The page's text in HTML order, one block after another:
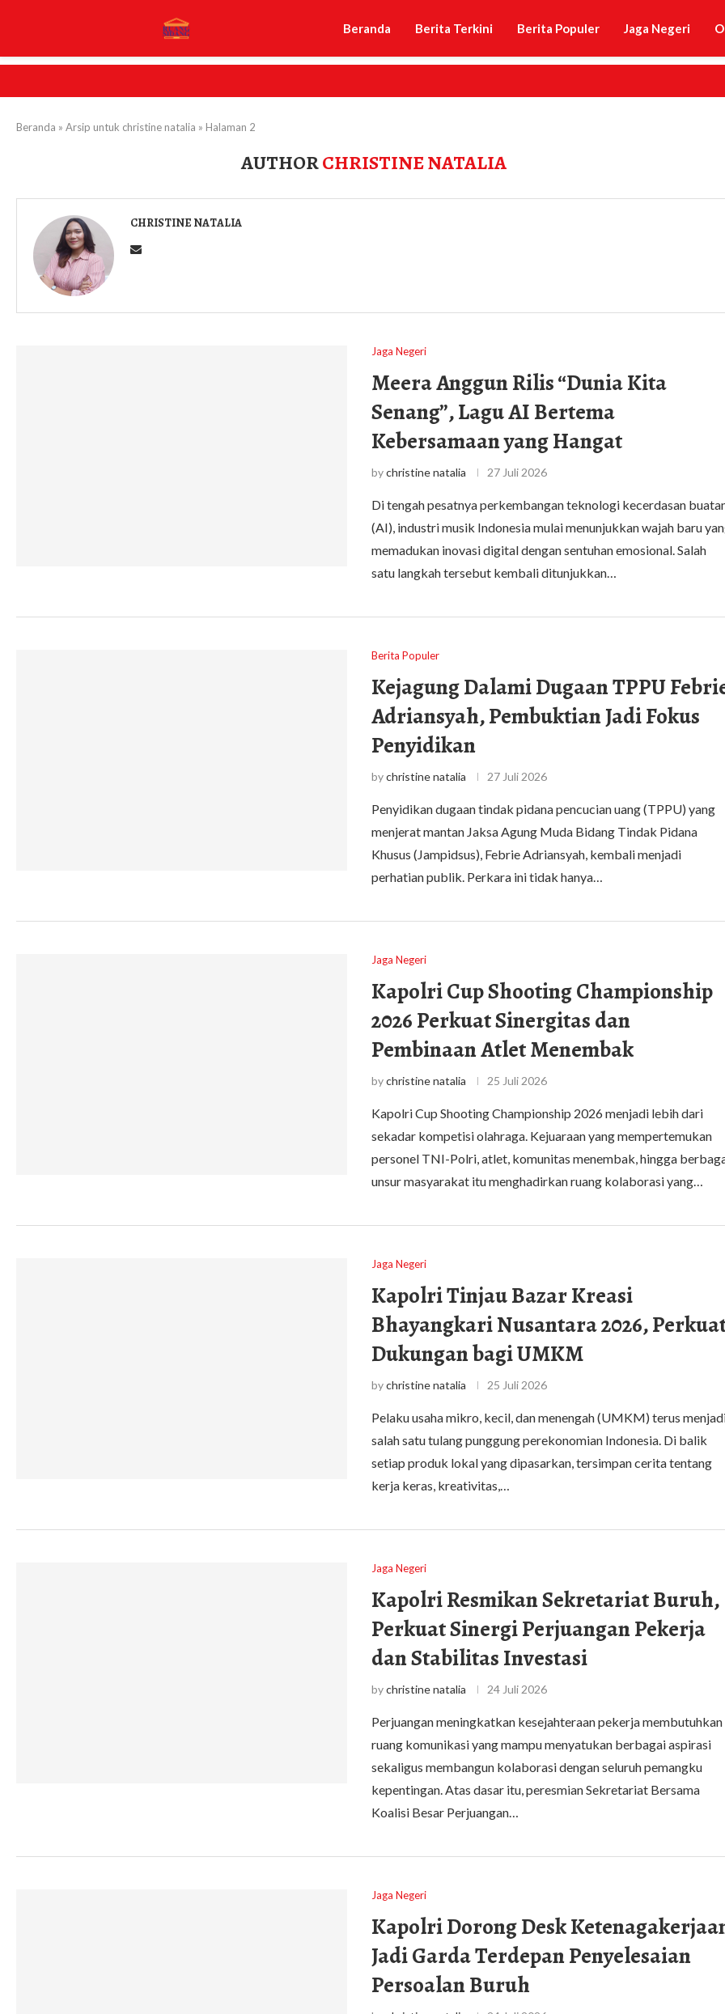
Beranda Berita Terkini Berita Populer Jaga Negeri
Beranda » Arsip untuk christine natalia » Halaman 2
AUTHORCHRISTINE NATALIA
CHRISTINE NATALIA
Jaga Negeri
Meera Anggun Rilis “Dunia Kita
Senang”, Lagu AI Bertema
Kebersamaan yang Hangat
bychristine natalia 27 Juli 2026
Di tengah pesatnya perkembangan teknologi kecerdasan
(AI), industri musik Indonesia mulai menunjukkan wajah baru
memadukan inovasi digital dengan sentuhan emosional. Salah
satu langkah tersebut kembali ditunjukkan…
Berita Populer
Kejagung Dalami Dugaan TPPU
Adriansyah, Pembuktian Jadi Fokus
Penyidikan
bychristine natalia 27 Juli 2026
Penyidikan dugaan tindak pidana pencucian uang (TPPU) yang
menjerat mantan Jaksa Agung Muda Bidang Tindak Pidana
Khusus (Jampidsus), Febrie Adriansyah, kembali menjadi
perhatian publik. Perkara ini tidak hanya…
Jaga Negeri
Kapolri Cup Shooting Championship
2026 Perkuat Sinergitas dan
Pembinaan Atlet Menembak
bychristine natalia 25 Juli 2026
Kapolri Cup Shooting Championship 2026 menjadi lebih dari
sekadar kompetisi olahraga. Kejuaraan yang mempertemukan
personel TNI-Polri, atlet, komunitas menembak, hingga
unsur masyarakat itu menghadirkan ruang kolaborasi yang…
Jaga Negeri
Kapolri Tinjau Bazar Kreasi
Bhayangkari Nusantara 2026,
Dukungan bagi UMKM
bychristine natalia 25 Juli 2026
Pelaku usaha mikro, kecil, dan menengah (UMKM) terus
salah satu tulang punggung perekonomian Indonesia. Di balik
setiap produk lokal yang dipasarkan, tersimpan cerita tentang
kerja keras, kreativitas,…
Jaga Negeri
Kapolri Resmikan Sekretariat Buruh,
Perkuat Sinergi Perjuangan Pekerja
dan Stabilitas Investasi
bychristine natalia 24 Juli 2026
Perjuangan meningkatkan kesejahteraan pekerja membutuhkan
ruang komunikasi yang mampu menyatukan berbagai aspirasi
sekaligus membangun kolaborasi dengan seluruh pemangku
kepentingan. Atas dasar itu, peresmian Sekretariat Bersama
Koalisi Besar Perjuangan…
Jaga Negeri
Kapolri Dorong Desk
Jadi Garda Terdepan Penyelesaian
Persoalan Buruh